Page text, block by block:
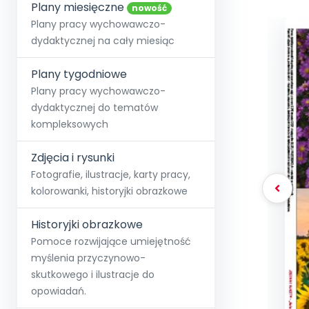
Społeczność
+48 12 631 04 10
kontakt@blizejprzedszkola.pl
O miesięczniku
Strona główna
Strefy,
O Akademii
Akademia
Poznaj pakiet MAX
Testuj przez 7 dni
E-
Pełen
Wszystkie projekty
Skontaktuj się
Dodaj wpis
Plany miesięczne nowość
Plany pracy wychowawczo-
dydaktycznej na cały miesiąc
Plany tygodniowe
Plany pracy wychowawczo-
dydaktycznej do tematów
kompleksowych
Zdjęcia i rysunki
Fotografie, ilustracje, karty pracy,
kolorowanki, historyjki obrazkowe
Historyjki obrazkowe
Pomoce rozwijające umiejętność
myślenia przyczynowo-
skutkowego i ilustracje do
opowiadań.